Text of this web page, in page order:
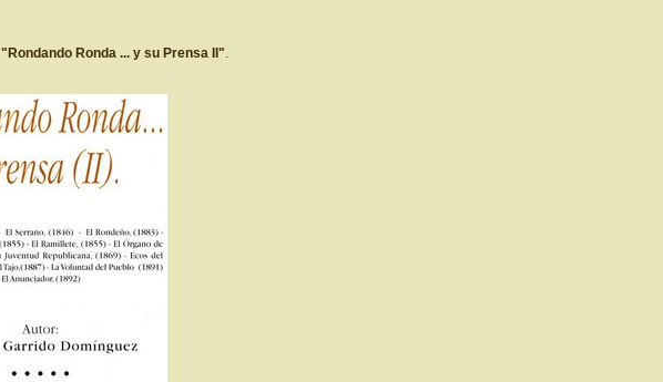
"Rondando Ronda ... y su Prensa II".